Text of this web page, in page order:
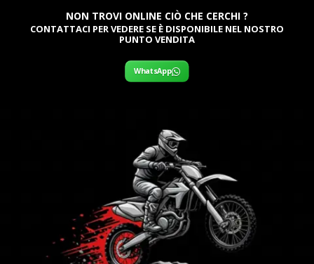
NON TROVI ONLINE CIÒ CHE CERCHI ?
CONTATTACI PER VEDERE SE È DISPONIBILE NEL NOSTRO
PUNTO VENDITA
WhatsApp